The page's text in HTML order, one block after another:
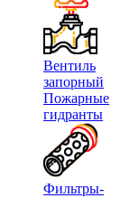
Вентиль
запорный
Пожарные
гидранты
Фильтры-